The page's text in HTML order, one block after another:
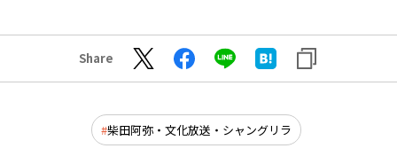
Share
柴田阿弥・文化放送・シャングリラ